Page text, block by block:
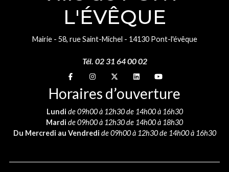
L'ÉVÊQUE
Mairie - 58, rue Saint-Michel - 14130 Pont-l'évêque
Tél. 02 31 64 00 02
Suivez-nous sur
Suivez-nous sur
Suivez-nous sur
Suivez-nous sur
Suivez-nous sur
Horaires d’ouverture
Lundi de 09h00 à 12h30 de 14h00 à 16h30
Mardi de 09h00 à 12h30 de 14h00 à 18h30
Du Mercredi au Vendredi de 09h00 à 12h30 de 14h00 à 16h30